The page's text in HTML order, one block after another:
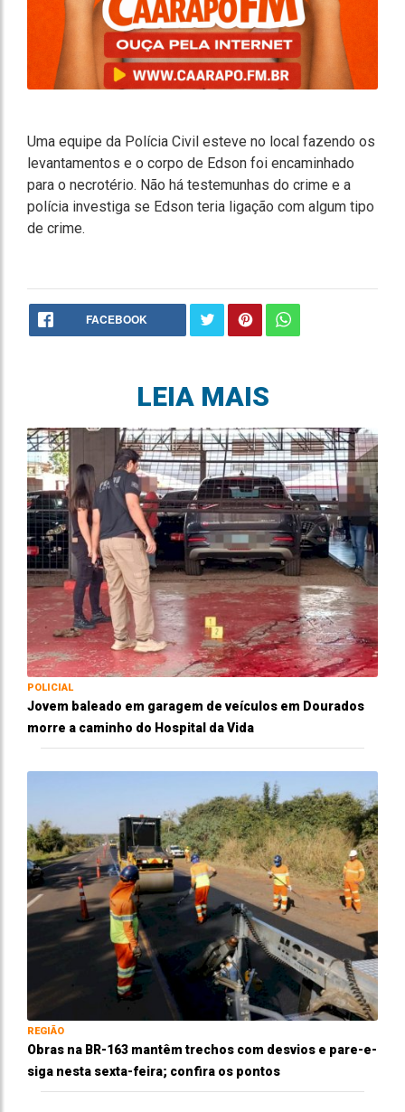
Uma equipe da Polícia Civil esteve no local fazendo os
levantamentos e o corpo de Edson foi encaminhado
para o necrotério. Não há testemunhas do crime e a
polícia investiga se Edson teria ligação com algum tipo
de crime.
FACEBOOK
LEIA MAIS
POLICIAL
Jovem baleado em garagem de veículos em Dourados
morre a caminho do Hospital da Vida
REGIÃO
Obras na BR-163 mantêm trechos com desvios e pare-e-
siga nesta sexta-feira; confira os pontos